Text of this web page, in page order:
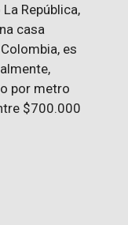
República,
casa
es
por metro
$700.000